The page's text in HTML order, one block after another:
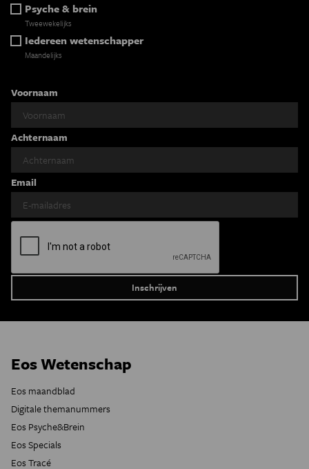
Psyche & brein
Tweewekelijks
Iedereen wetenschapper
Maandelijks
Voornaam
Achternaam
Email
Eos Wetenschap
Eos maandblad
Digitale themanummers
Eos Psyche&Brein
Eos Specials
Eos Tracé